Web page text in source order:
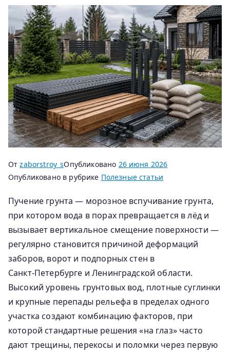
Отzaborstroy_sОпубликовано 26 июня 2026
Опубликовано в рубрике Полезные статьи
Пучение грунта — морозное вспучивание грунта,
при котором вода в порах превращается в лёд и
вызывает вертикальное смещение поверхности —
регулярно становится причиной деформаций
заборов, ворот и подпорных стен в
Санкт‑Петербурге и Ленинградской области.
Высокий уровень грунтовых вод, плотные суглинки
и крупные перепады рельефа в пределах одного
участка создают комбинацию факторов, при
которой стандартные решения «на глаз» часто
дают трещины, перекосы и поломки через первую